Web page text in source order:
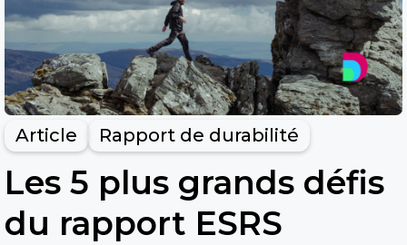
Article Rapport de durabilité
Les 5 plus grands défis
du rapport ESRS